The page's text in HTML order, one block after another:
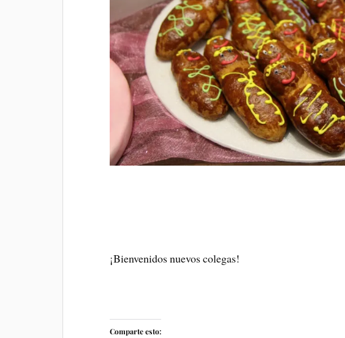
¡Bienvenidos nuevos colegas!
Comparte esto: